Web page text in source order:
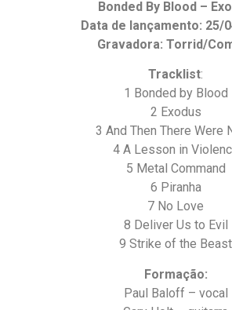
Bonded By Blood –
Data de lançamento: 25/
Gravadora: Torrid/
Tracklist:
1 Bonded by Blood
2 Exodus
3 And Then There Were
4 A Lesson in
5 Metal Command
6 Piranha
7 No Love
8 Deliver Us to Evil
9 Strike of the Beast
Formação:
Paul Baloff – vocal